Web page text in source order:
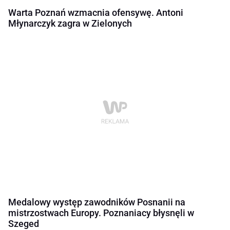
Warta Poznań wzmacnia ofensywę. Antoni
Młynarczyk zagra w Zielonych
Medalowy występ zawodników Posnanii na
mistrzostwach Europy. Poznaniacy błysnęli w
Szeged